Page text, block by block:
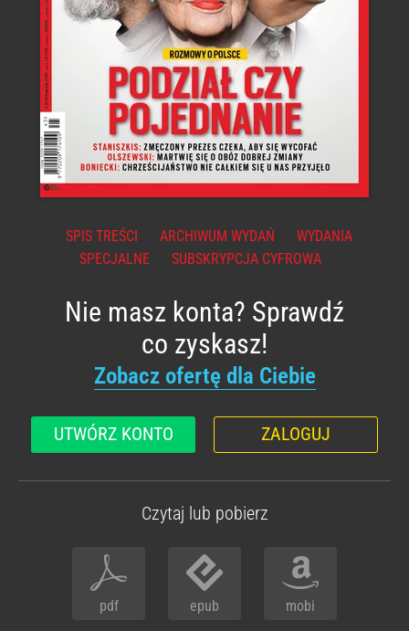
SPIS TREŚCI ARCHIWUM WYDAŃ
WYDANIA
SPECJALNE
SUBSKRYPCJA CYFROWA
Nie masz konta? Sprawdź
co zyskasz!
Zobacz ofertę dla Ciebie
UTWÓRZ KONTO ZALOGUJ
Czytaj lub pobierz
pdf epub mobi